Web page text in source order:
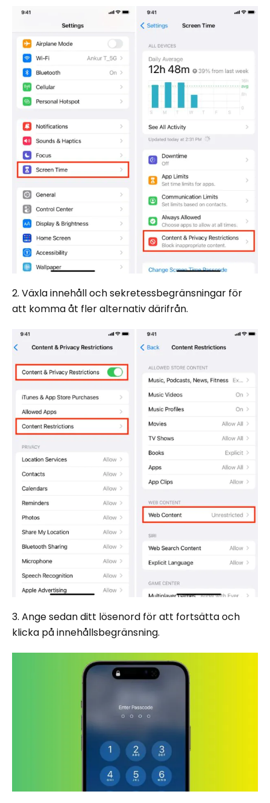
2. Växla innehåll och sekretessbegränsningar för
att komma åt fler alternativ därifrån.
3. Ange sedan ditt lösenord för att fortsätta och
klicka på innehållsbegränsning.